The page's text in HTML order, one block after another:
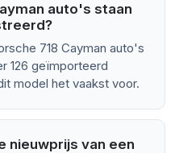
auto's staan
718 Cayman auto's
126 geïmporteerd
model het vaakst voor.
nieuwprijs van een